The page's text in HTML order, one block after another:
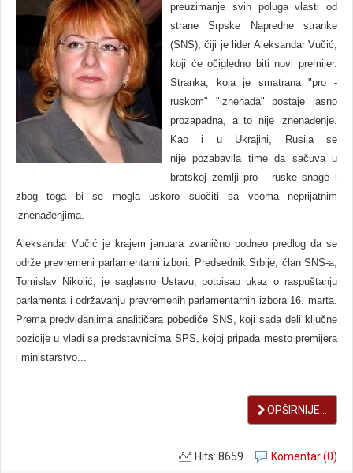
preuzimanje svih poluga vlasti od
strane Srpske Napredne stranke
(SNS), čiji je lider Aleksandar Vučić,
koji će očigledno biti novi premijer.
Stranka, koja je smatrana "pro -
ruskom" "iznenada" postaje jasno
prozapadna, a to nije iznenađenje.
Kao i u Ukrajini, Rusija se
nije pozabavila time da sačuva u
bratskoj zemlji pro - ruske snage i
zbog toga bi se mogla uskoro suočiti sa veoma neprijatnim
iznenađenjima.
Aleksandar Vučić je krajem januara zvanično podneo predlog da se
održe prevremeni parlamentarni izbori. Predsednik Srbije, član SNS-a,
Tomislav Nikolić, je saglasno Ustavu, potpisao ukaz o raspuštanju
parlamenta i održavanju prevremenih parlamentarnih izbora 16. marta.
Prema predviđanjima analitičara pobediće SNS, koji sada deli ključne
pozicije u vladi sa predstavnicima SPS, kojoj pripada mesto premijera
i ministarstvo...
OPŠIRNIJE...
Komentar (0)
Hits: 8659